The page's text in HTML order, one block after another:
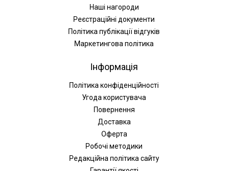
Наші нагороди
Реєстраційні документи
Політика публікації відгуків
Маркетингова політика
Інформація
Політика конфіденційності
Угода користувача
Повернення
Доставка
Оферта
Робочі методики
Редакційна політика сайту